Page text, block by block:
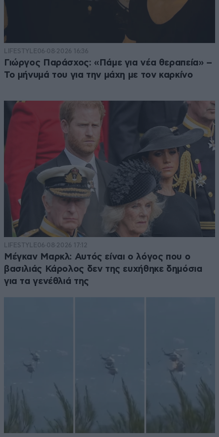
LIFESTYLE06·08·2026 16:36
Γιώργος Παράσχος: «Πάμε για νέα θεραπεία» –
Το μήνυμά του για την μάχη με τον καρκίνο
LIFESTYLE06·08·2026 17:12
Μέγκαν Μαρκλ: Αυτός είναι ο λόγος που ο
βασιλιάς Κάρολος δεν της ευχήθηκε δημόσια
για τα γενέθλιά της